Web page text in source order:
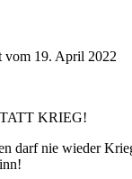
vom 19. April 2022
KRIEG!
darf nie wieder